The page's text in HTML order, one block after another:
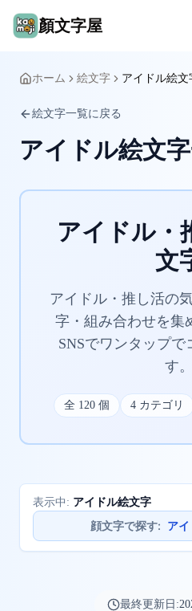
顏文字屋
ホーム 絵文字 アイドル絵文
絵文字一覧に戻る
アイドル絵文
アイドル・
文
アイドル・推し活の
字・組み合わせを集
SNSでワンタップで
す。
全 120 個 4 カテゴリ
表示中: アイドル絵文字
顔文字で探す: ア
最終更新日: